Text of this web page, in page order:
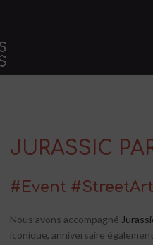
JURASSIC
#Event
Nous avons accompagné
iconique, anniversaire